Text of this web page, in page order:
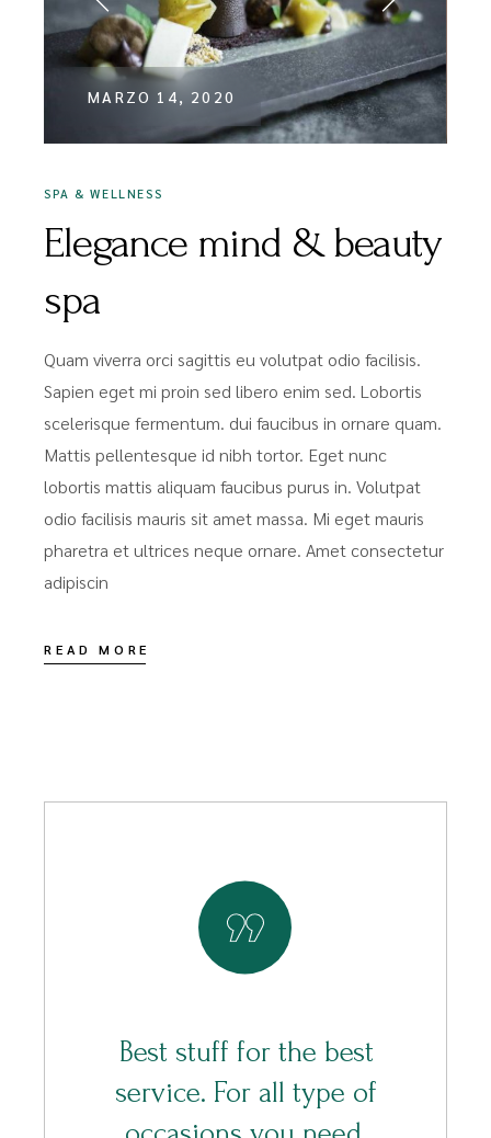
MARZO 14, 2020
SPA & WELLNESS
Elegance mind & beauty
spa
Quam viverra orci sagittis eu volutpat odio facilisis.
Sapien eget mi proin sed libero enim sed. Lobortis
scelerisque fermentum. dui faucibus in ornare quam.
Mattis pellentesque id nibh tortor. Eget nunc
lobortis mattis aliquam faucibus purus in. Volutpat
odio facilisis mauris sit amet massa. Mi eget mauris
pharetra et ultrices neque ornare. Amet consectetur
adipiscin
READ MORE
Best stuff for the best
service. For all type of